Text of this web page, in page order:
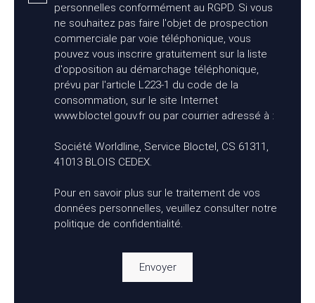
personnelles conformément au RGPD. Si vous
ne souhaitez pas faire l'objet de prospection
commerciale par voie téléphonique, vous
pouvez vous inscrire gratuitement sur la liste
d'opposition au démarchage téléphonique,
prévu par l'article L223-1 du code de la
consommation, sur le site Internet
www.bloctel.gouv.fr ou par courrier adressé à :
Société Worldline, Service Bloctel, CS 61311,
41013 BLOIS CEDEX.
Pour en savoir plus sur le traitement de vos
données personnelles, veuillez consulter notre
politique de confidentialité.
Envoyer